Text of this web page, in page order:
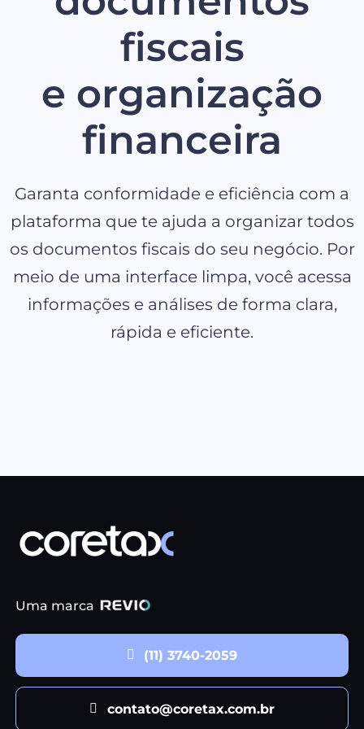
fiscais
e organização
financeira
Garanta conformidade e eficiência com a
plataforma que te ajuda a organizar todos
os documentos fiscais do seu negócio. Por
meio de uma interface limpa, você acessa
informações e análises de forma clara,
rápida e eficiente.
Uma marca
(11) 3740-2059
contato@coretax.com.br